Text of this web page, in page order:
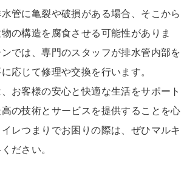
管に亀裂や破損がある場合、そこから
の構造を腐食させる可能性がありま
では、専門のスタッフが排水管内部を
応じて修理や交換を行います。
お客様の安心と快適な生活をサポート
の技術とサービスを提供することを心
レつまりでお困りの際は、ぜひマルキ
ださい。